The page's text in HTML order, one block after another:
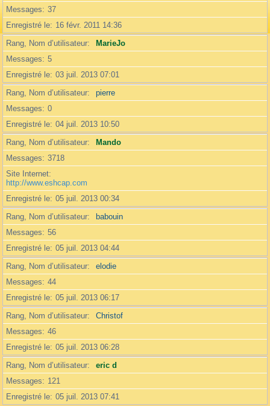
Messages
37
Enregistré le
16 févr. 2011 14:36
Rang, Nom d’utilisateur
MarieJo
Messages
5
Enregistré le 03 juil. 2013 07:01
Rang, Nom d’utilisateur
pierre
Messages
0
Enregistré le 04 juil. 2013 10:50
Rang, Nom d’utilisateur
Mando
Messages
3718
Site Internet
http://www.eshcap.com
Enregistré le 05 juil. 2013 00:34
Rang, Nom d’utilisateur
babouin
Messages
56
Enregistré le 05 juil. 2013 04:44
Rang, Nom d’utilisateur
elodie
Messages
44
Enregistré le 05 juil. 2013 06:17
Rang, Nom d’utilisateur
Christof
Messages
46
Enregistré le 05 juil. 2013 06:28
Rang, Nom d’utilisateur
eric d
Messages
121
Enregistré le 05 juil. 2013 07:41